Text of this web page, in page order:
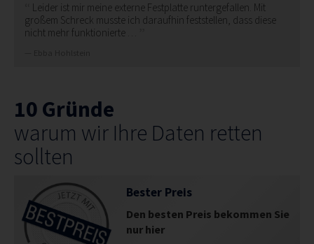
Leider ist mir meine externe Festplatte runtergefallen. Mit
großem Schreck musste ich daraufhin feststellen, dass diese
nicht mehr funktionierte …
10 Gründe
warum wir Ihre Daten retten
sollten
Bester Preis
Den besten Preis bekommen Sie
nur hier